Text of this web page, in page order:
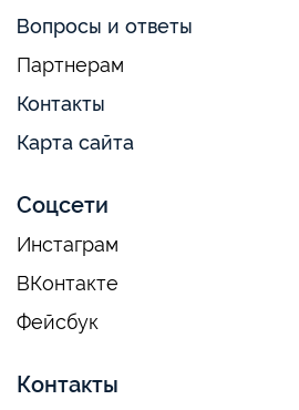
Вопросы и ответы
Партнерам
Контакты
Карта сайта
Соцсети
Инстаграм
ВКонтакте
Фейсбук
Контакты